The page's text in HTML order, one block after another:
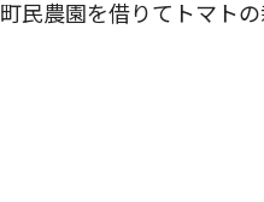
民農園を借りてトマト